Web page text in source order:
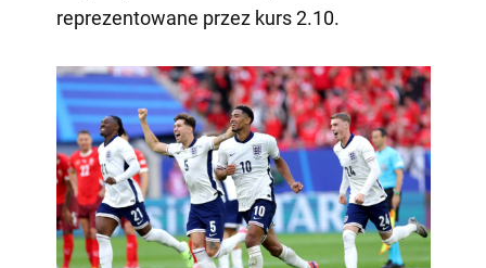
reprezentowane przez kurs 2.10.